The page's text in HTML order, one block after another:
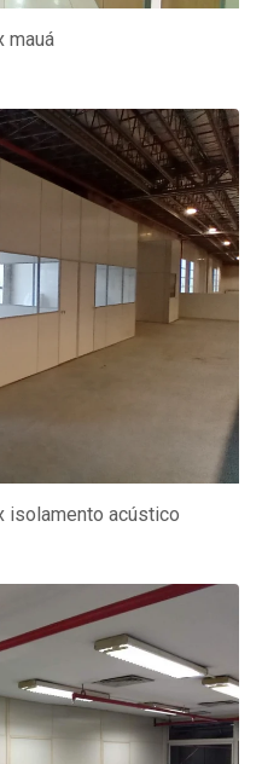
mauá
isolamento acústico